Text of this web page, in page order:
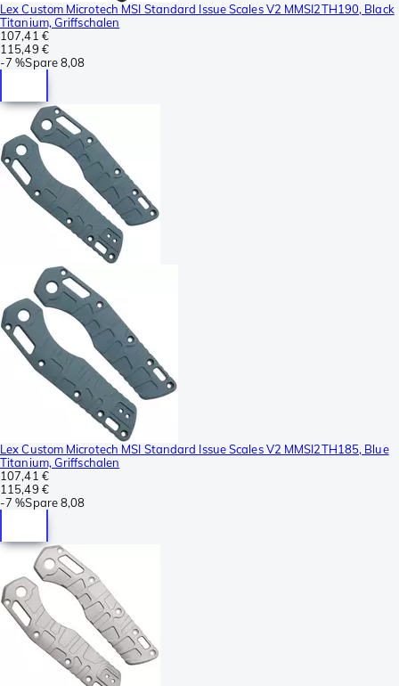
Lex Custom Microtech MSI Standard Issue Scales V2 MMSI2TH190, Black
Titanium, Griffschalen
107,41 €
115,49 €
-7 %Spare8,08
Lex Custom Microtech MSI Standard Issue Scales V2 MMSI2TH185, Blue
Titanium, Griffschalen
107,41 €
115,49 €
-7 %Spare8,08